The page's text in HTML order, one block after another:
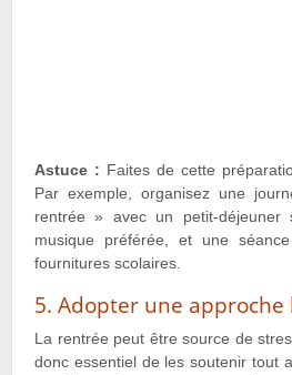
Astuce : Faites de cette
Par exemple, organisez une
rentrée » avec un petit-déjeuner
musique préférée, et une
fournitures scolaires.
5. Adopter une
La rentrée peut être source de
donc essentiel de les soutenir tout